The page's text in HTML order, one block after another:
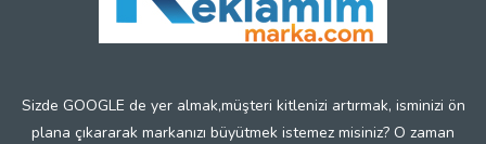
Sizde GOOGLE de yer almak,müşteri kitlenizi artırmak, isminizi ön
plana çıkararak markanızı büyütmek istemez misiniz? O zaman